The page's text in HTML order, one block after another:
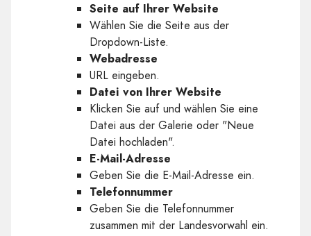
Seite auf Ihrer Website
Wählen Sie die Seite aus der
Dropdown-Liste.
Webadresse
URL eingeben.
Datei von Ihrer Website
Klicken Sie auf und wählen Sie eine
Datei aus der Galerie oder "Neue
Datei hochladen".
E-Mail-Adresse
Geben Sie die E-Mail-Adresse ein.
Telefonnummer
Geben Sie die Telefonnummer
zusammen mit der Landesvorwahl ein.